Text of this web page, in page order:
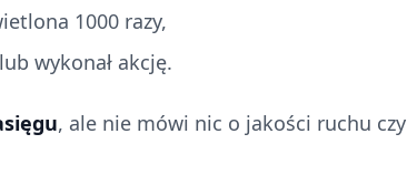
1000 razy,
wykonał akcję.
, ale nie mówi nic o jakości ruchu czy